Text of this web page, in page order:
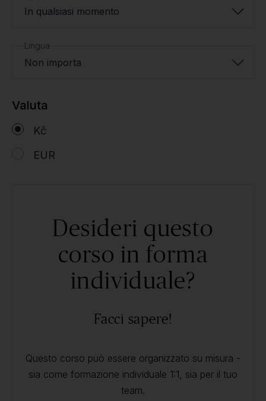
In qualsiasi momento
Lingua
Non importa
Valuta
Kč
EUR
Desideri questo
corso in forma
individuale?
Facci sapere!
Questo corso può essere organizzato su misura -
sia come formazione individuale 1:1, sia per il tuo
team.